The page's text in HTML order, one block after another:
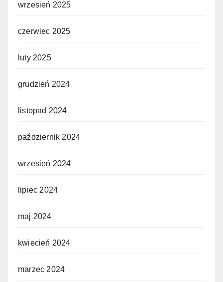
wrzesień 2025
czerwiec 2025
luty 2025
grudzień 2024
listopad 2024
październik 2024
wrzesień 2024
lipiec 2024
maj 2024
kwiecień 2024
marzec 2024